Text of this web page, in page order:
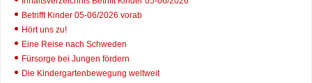
Betrifft Kinder 05-06/2026 vorab
Hört uns zu!
Eine Reise nach Schweden
Fürsorge bei Jungen fördern
Die Kindergartenbewegung weltweit